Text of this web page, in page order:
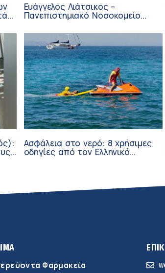
Ευάγγελος Λιάτσικος –
Πανεπιστημιακό Νοσοκομείο
Ασφάλεια στο νερό: 8 χρήσιμες
οδηγίες από τον Ελληνικό
Φαρμακεία